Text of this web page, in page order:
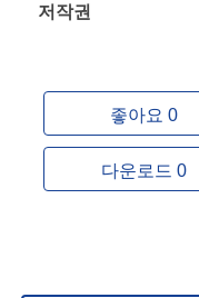
저작권
좋아요 0
다운로드 0